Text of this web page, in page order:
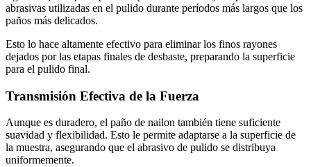
abrasivas utilizadas en el pulido durante períodos más largos que los
paños más delicados.
Esto lo hace altamente efectivo para eliminar los finos rayones
dejados por las etapas finales de desbaste, preparando la superficie
para el pulido final.
Transmisión Efectiva de la Fuerza
Aunque es duradero, el paño de nailon también tiene suficiente
suavidad y flexibilidad. Esto le permite adaptarse a la superficie de
la muestra, asegurando que el abrasivo de pulido se distribuya
uniformemente.